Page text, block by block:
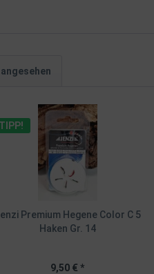
TIPP!
Premium Hegene Color C 5
Haken Gr. 14
9,50 € *